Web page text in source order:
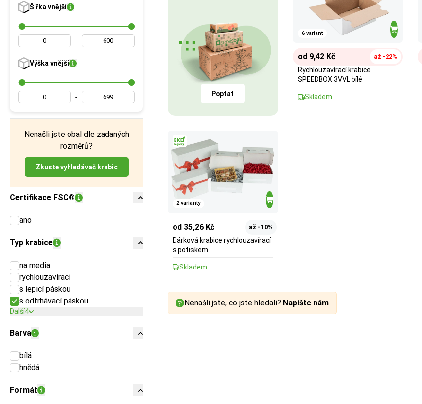
Šířka vnější
-
Výška vnější
-
Nenašli jste obal dle zadaných
rozměrů?
Zkuste vyhledávač krabic
Certifikace FSC®
ano
Typ krabice
na media
rychlouzavírací
s lepicí páskou
s odtrhávací páskou
Další4
Barva
bílá
hnědá
Formát
Poptat
6 variant
od 9,42 Kč až -22%
Rychlouzavírací krabice
SPEEDBOX 3VVL bílé
Skladem
2 varianty
od 35,26 Kč až -10%
Dárková krabice rychlouzavírací
s potiskem
Skladem
Nenašli jste, co jste hledali? Napište nám